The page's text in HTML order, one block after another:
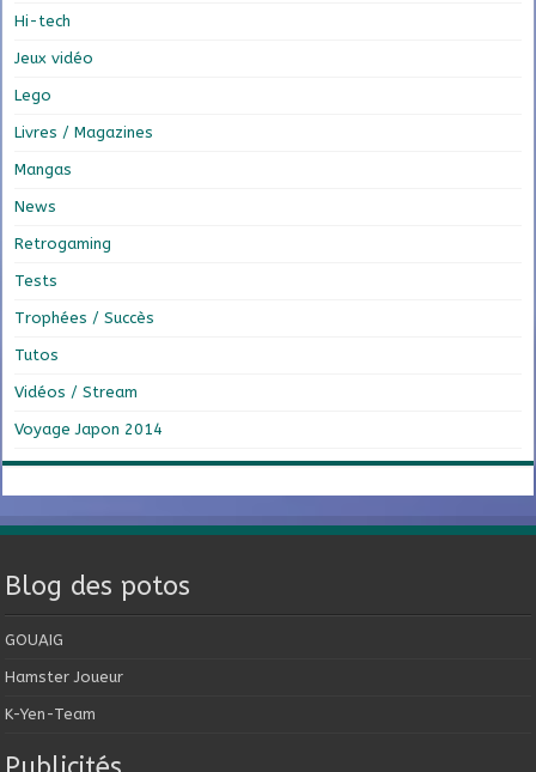
Hi-tech
Jeux vidéo
Lego
Livres / Magazines
Mangas
News
Retrogaming
Tests
Trophées / Succès
Tutos
Vidéos / Stream
Voyage Japon 2014
Blog des potos
GOUAIG
Hamster Joueur
K-Yen-Team